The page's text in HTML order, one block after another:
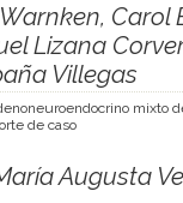
Lizana
Villegas
mixto
de caso
Augusta